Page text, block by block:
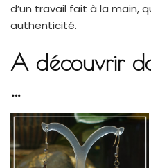
d’un travail fait à la main,
authenticité.
A découvrir
…